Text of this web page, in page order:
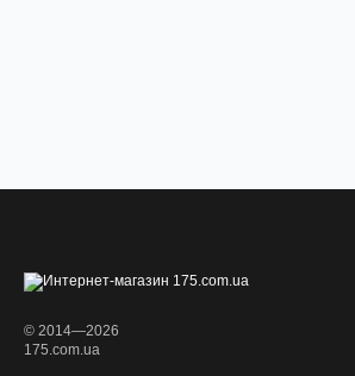
© 2014—2026
175.com.ua